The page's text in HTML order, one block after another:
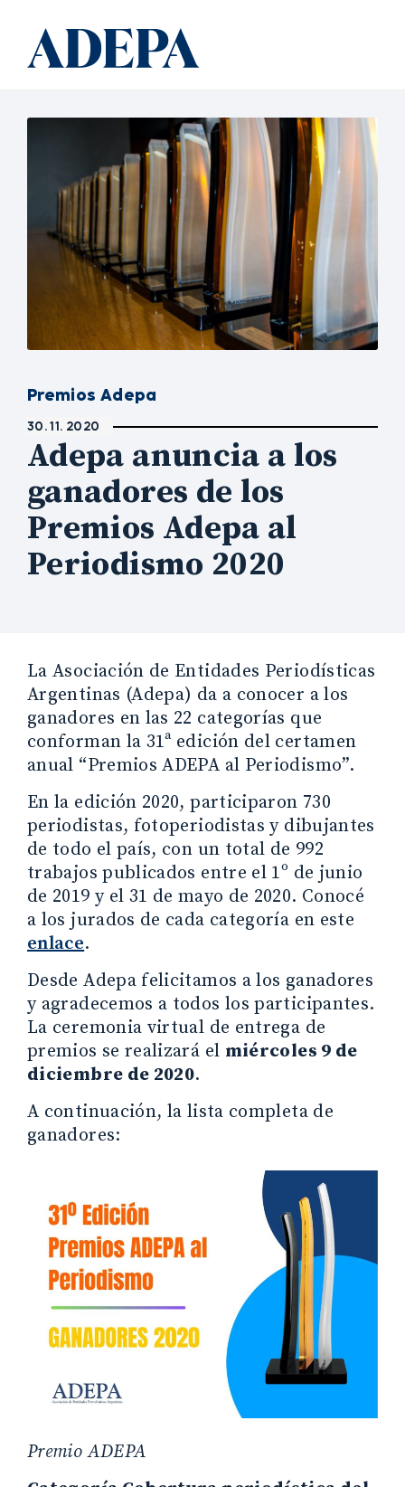
Premios Adepa
30. 11. 2020
Adepa anuncia a los
ganadores de los
Premios Adepa al
Periodismo 2020
La Asociación de Entidades Periodísticas
Argentinas (Adepa) da a conocer a los
ganadores en las 22 categorías que
conforman la 31ª edición del certamen
anual “Premios ADEPA al Periodismo”.
En la edición 2020, participaron 730
periodistas, fotoperiodistas y dibujantes
de todo el país, con un total de 992
trabajos publicados entre el 1º de junio
de 2019 y el 31 de mayo de 2020. Conocé
a los jurados de cada categoría en este
enlace.
Desde Adepa felicitamos a los ganadores
y agradecemos a todos los participantes.
La ceremonia virtual de entrega de
premios se realizará el miércoles 9 de
diciembre de 2020.
A continuación, la lista completa de
ganadores:
Premio ADEPA